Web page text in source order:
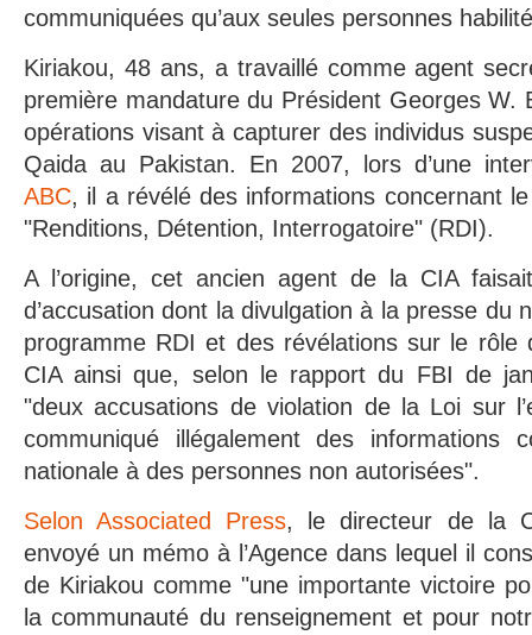
communiquées qu’aux seules personnes
Kiriakou, 48 ans, a travaillé comme agent
première mandature du Président Georges W.
opérations visant à capturer des individus
Qaida au Pakistan. En 2007, lors d’une
ABC, il a révélé des informations concernant
"Renditions, Détention, Interrogatoire" (RDI).
A l’origine, cet ancien agent de la CIA
d’accusation dont la divulgation à la presse du
programme RDI et des révélations sur le rôle
CIA ainsi que, selon le rapport du FBI de
"deux accusations de violation de la Loi sur
communiqué illégalement des informations
nationale à des personnes non autorisées".
Selon Associated Press, le directeur de la
envoyé un mémo à l’Agence dans lequel il
de Kiriakou comme "une importante victoire
la communauté du renseignement et pour